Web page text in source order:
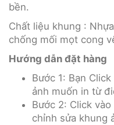
bền.
Chất liệu khung :
chống mối mọt cong
Hướng dẫn đặt hàng
Bước 1: Bạn
ảnh muốn in từ
Bước 2: Click
chỉnh sửa khung